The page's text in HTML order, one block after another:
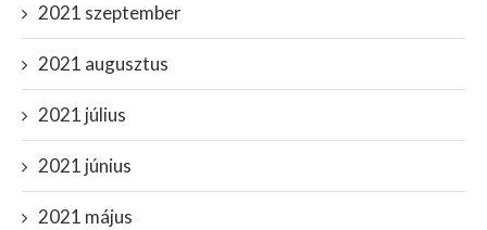
2021 szeptember
2021 augusztus
2021 július
2021 június
2021 május